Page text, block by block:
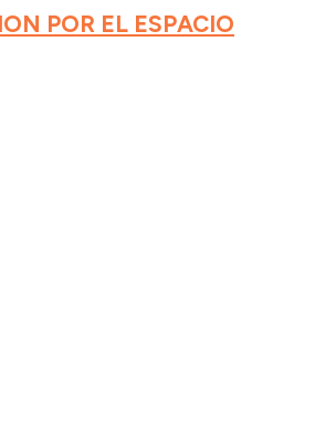
POR EL ESPACIO